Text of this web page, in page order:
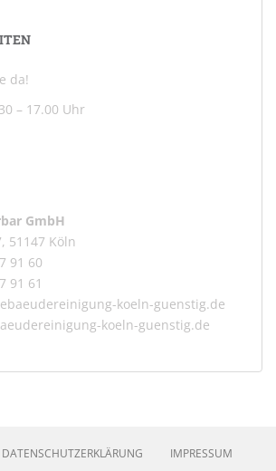
da!
– 17.00 Uhr
GmbH
51147 Köln
91 60
91 61
koeln-guenstig.de
koeln-guenstig.de
DATENSCHUTZERKLÄRUNG IMPRESSUM